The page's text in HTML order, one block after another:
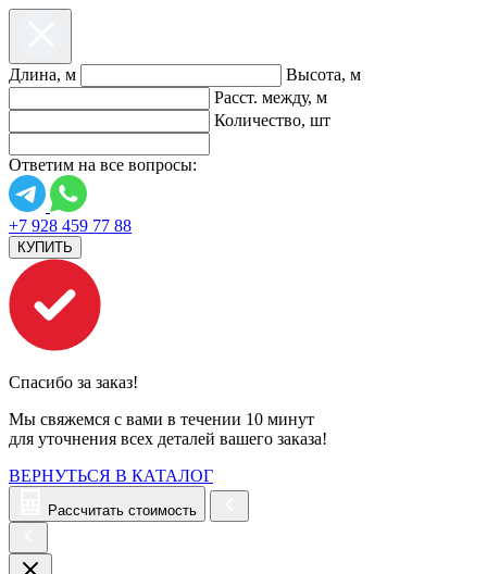
Длина, м
Высота, м
Расст. между, м
Количество, шт
Ответим на все вопросы:
+7 928 459 77 88
КУПИТЬ
Спасибо за заказ!
Мы свяжемся с вами в течении 10 минут
для уточнения всех деталей вашего заказа!
ВЕРНУТЬСЯ В КАТАЛОГ
Рассчитать стоимость